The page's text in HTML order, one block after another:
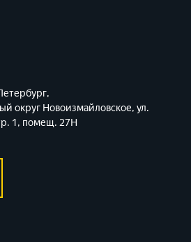
округ Новоизмайловское, ул.
1, помещ. 27Н